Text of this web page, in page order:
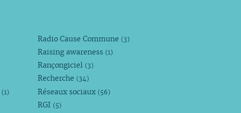
(1)
Radio Cause Commune (3)
Raising awareness (1)
Rançongiciel (3)
Recherche (34)
Réseaux sociaux (56)
RGI (5)